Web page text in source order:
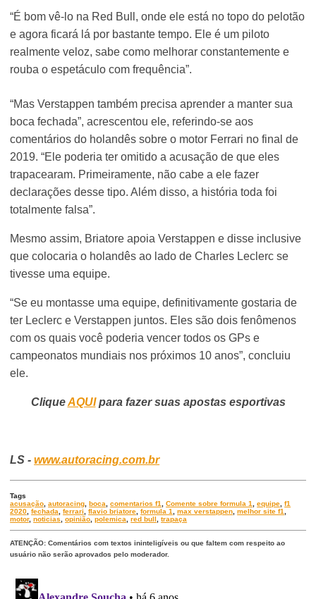
“É bom vê-lo na Red Bull, onde ele está no topo do pelotão
e agora ficará lá por bastante tempo. Ele é um piloto
realmente veloz, sabe como melhorar constantemente e
rouba o espetáculo com frequência”.
“Mas Verstappen também precisa aprender a manter sua
boca fechada”, acrescentou ele, referindo-se aos
comentários do holandês sobre o motor Ferrari no final de
2019. “Ele poderia ter omitido a acusação de que eles
trapacearam. Primeiramente, não cabe a ele fazer
declarações desse tipo. Além disso, a história toda foi
totalmente falsa”.
Mesmo assim, Briatore apoia Verstappen e disse inclusive
que colocaria o holandês ao lado de Charles Leclerc se
tivesse uma equipe.
“Se eu montasse uma equipe, definitivamente gostaria de
ter Leclerc e Verstappen juntos. Eles são dois fenômenos
com os quais você poderia vencer todos os GPs e
campeonatos mundiais nos próximos 10 anos”, concluiu
ele.
CliqueAQUIpara fazer suas apostas esportivas
LS -www.autoracing.com.br
Tags
acusação ,autoracing ,boca ,comentarios f1 ,Comente sobre formula 1 ,equipe ,f1
2020 ,fechada ,ferrari ,flavio briatore ,formula 1 ,max verstappen ,melhor site f1
motor,noticias ,opinião ,polemica ,red bull ,trapaça
ATENÇÃO: Comentários com textos ininteligíveis ou que faltem com respeito ao
usuário não serão aprovados pelo moderador.